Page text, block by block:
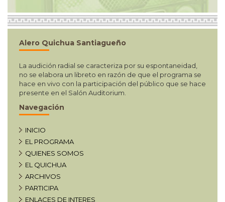
Alero Quichua Santiagueño
La audición radial se caracteriza por su espontaneidad,
no se elabora un libreto en razón de que el programa se
hace en vivo con la participación del público que se hace
presente en el Salón Auditorium.
Navegación
INICIO
EL PROGRAMA
QUIENES SOMOS
EL QUICHUA
ARCHIVOS
PARTICIPA
ENLACES DE INTERES